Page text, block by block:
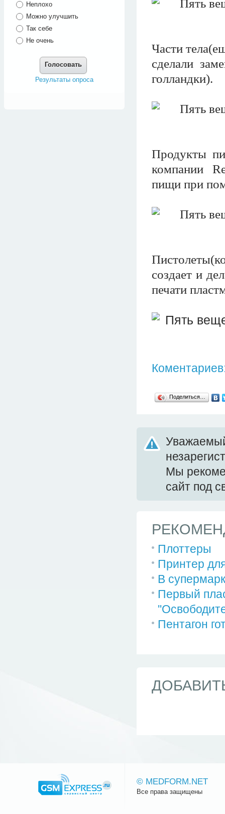
Части
сделали
голландки).
Продукты
компании
пищи при
создает и
печати
Поделиться…
Мы
сайт под
Плоттеры
Принтер
В
Первый
Пентагон
Неплохо
Можно улучшить
Так себе
Не очень
Голосовать
Результаты опроса
© MEDFORM.NET
Все права защищены